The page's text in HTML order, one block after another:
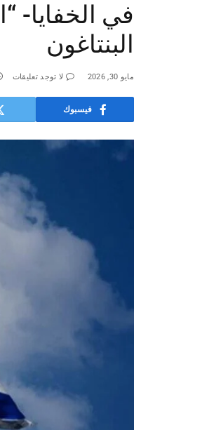
في الخفايا-
البنتاغون
مايو 30, 2026 لا توجد تعليقات
فيسبوك